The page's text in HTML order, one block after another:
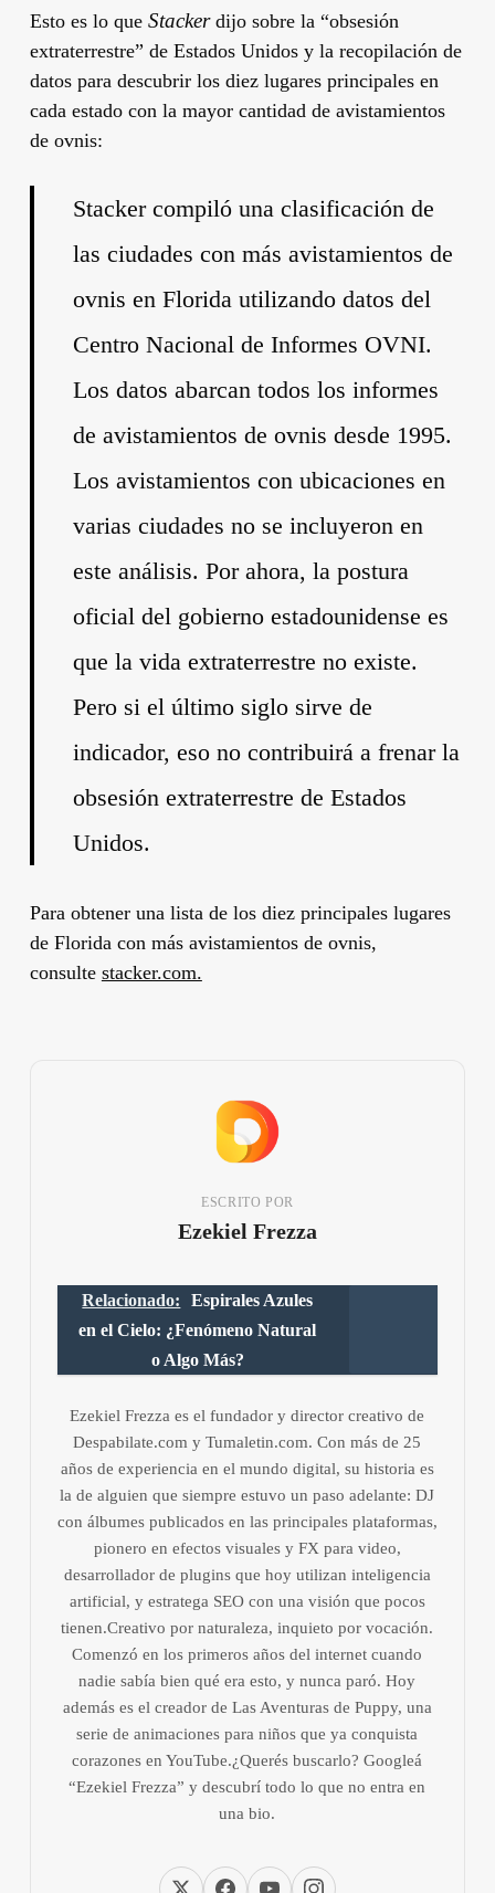
Esto es lo que Stackerdijo sobre la “obsesión
extraterrestre” de Estados Unidos y la recopilación de
datos para descubrir los diez lugares principales en
cada estado con la mayor cantidad de avistamientos
de ovnis:
Stacker compiló una clasificación de
las ciudades con más avistamientos de
ovnis en Florida utilizando datos del
Centro Nacional de Informes OVNI.
Los datos abarcan todos los informes
de avistamientos de ovnis desde 1995.
Los avistamientos con ubicaciones en
varias ciudades no se incluyeron en
este análisis. Por ahora, la postura
oficial del gobierno estadounidense es
que la vida extraterrestre no existe.
Pero si el último siglo sirve de
indicador, eso no contribuirá a frenar la
obsesión extraterrestre de Estados
Unidos.
Para obtener una lista delos diez principales lugares
de Florida con más avistamientos de ovnis,
consulte stacker.com.
ESCRITO POR
Ezekiel Frezza
Relacionado:
Espirales Azules
en el Cielo: ¿Fenómeno Natural
o Algo Más?
Ezekiel Frezza es el fundador y director creativo de
Despabilate.com y Tumaletin.com. Con más de 25
años de experiencia en el mundo digital, su historia es
la de alguien que siempre estuvo un paso adelante: DJ
con álbumes publicados en las principales plataformas,
pionero en efectos visuales y FX para video,
desarrollador de plugins que hoy utilizan inteligencia
artificial, y estratega SEO con una visión que pocos
tienen.Creativo por naturaleza, inquieto por vocación.
Comenzó en los primeros años del internet cuando
nadie sabía bien qué era esto, y nunca paró. Hoy
además es el creador de Las Aventuras de Puppy, una
serie de animaciones para niños que ya conquista
corazones en YouTube.¿Querés buscarlo? Googleá
“Ezekiel Frezza” y descubrí todo lo que no entra en
una bio.